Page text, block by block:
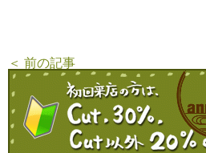
＜ 前の記事